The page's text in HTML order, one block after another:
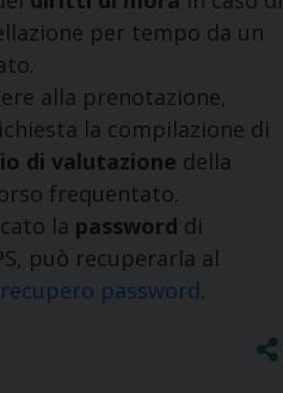
per tempo da un
alla prenotazione,
la compilazione di
di valutazione della
frequentato.
la password di
può recuperarla al
recupero password.